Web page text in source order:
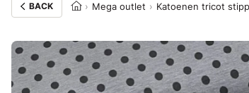
BACK Mega outlet Katoenen tricot